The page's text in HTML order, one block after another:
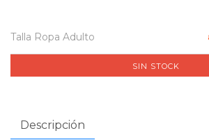
Talla Ropa Adulto
SIN STOCK
Descripción